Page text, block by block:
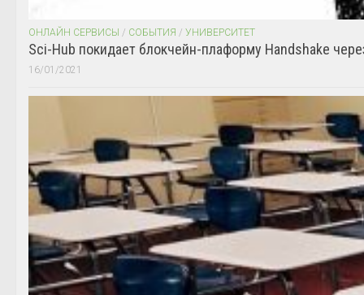
ОНЛАЙН СЕРВИСЫ / СОБЫТИЯ / УНИВЕРСИТЕТ
Sci-Hub покидает блокчейн-плаформу Handshake
16/01/2021